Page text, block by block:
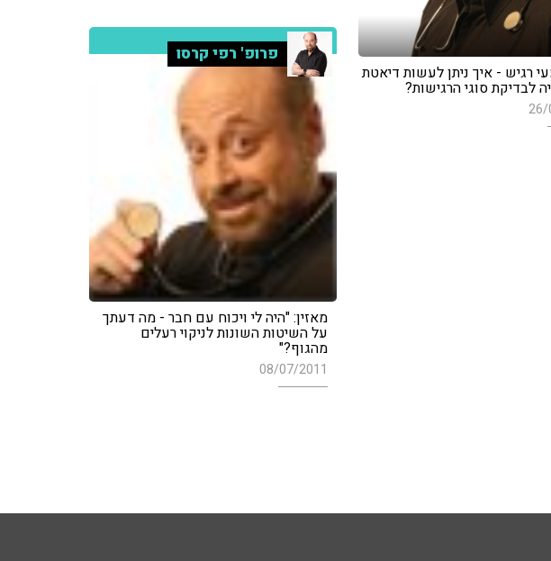
רגיש - איך ניתן לעשות דיאטת
לבדיקת סוגי הרגישות?
26/
פרופ' רפי קרסו
מאזין: "היה לי ויכוח עם חבר - מה דעתך
על השיטות השונות לניקוי רעלים
מהגוף?"
08/07/2011